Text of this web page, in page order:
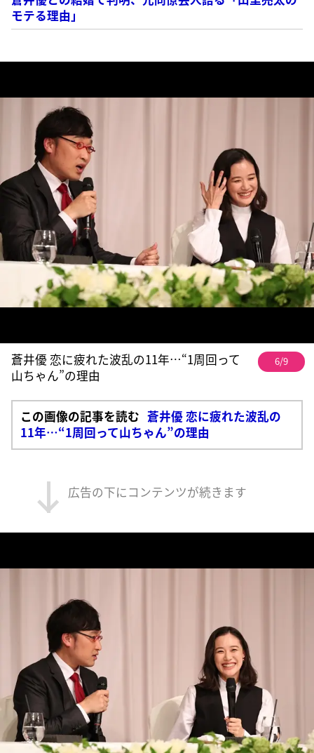
モテる理由」
蒼井優 恋に疲れた波乱の11年…“1周回って
山ちゃん”の理由
6/9
この画像の記事を読む 蒼井優 恋に疲れた波乱の
11年…“1周回って山ちゃん”の理由
広告の下にコンテンツが続きます